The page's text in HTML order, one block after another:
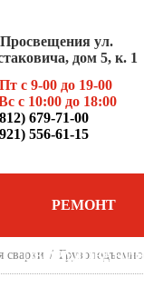
ул.
дом 5, к. 1
с 9-00 до 19-00
с 10:00 до 18:00
679-71-00
556-61-15
РЕМОНТ
сварки /